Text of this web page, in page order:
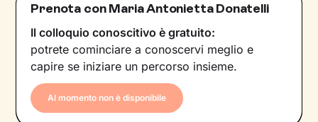
Prenota con Maria Antonietta Donatelli
Il colloquio conoscitivo è gratuito:
potrete cominciare a conoscervi meglio e
capire se iniziare un percorso insieme.
Al momento non è disponibile